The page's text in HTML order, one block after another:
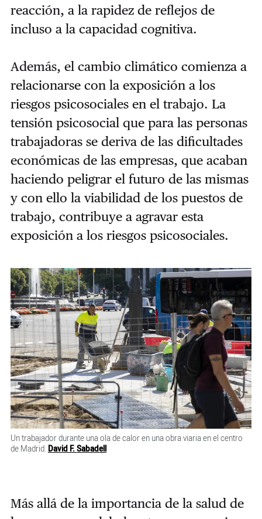
reacción, a la rapidez de reflejos de
incluso a la capacidad cognitiva.
Además, el cambio climático comienza a
relacionarse con la exposición a los
riesgos psicosociales en el trabajo. La
tensión psicosocial que para las personas
trabajadoras se deriva de las dificultades
económicas de las empresas, que acaban
haciendo peligrar el futuro de las mismas
y con ello la viabilidad de los puestos de
trabajo, contribuye a agravar esta
exposición a los riesgos psicosociales.
Un trabajador durante una ola de calor en una obra viaria en el centro
de Madrid. David F. Sabadell
Más allá de la importancia de la salud de